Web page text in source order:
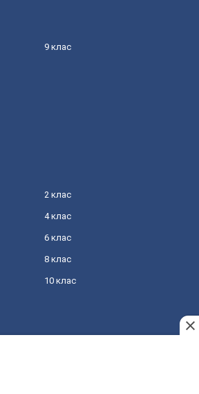
9 клас
2 клас
4 клас
6 клас
8 клас
10 клас